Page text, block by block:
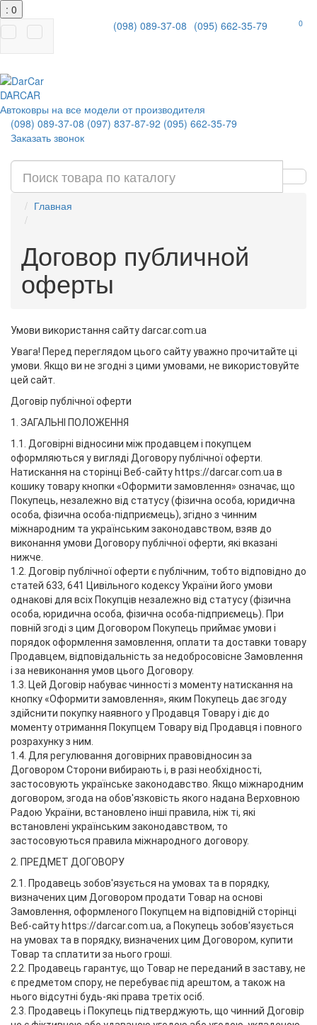
: 0
(098) 089-37-08 (095) 662-35-79 0
DARCAR
Автоковры на все модели от производителя
(098) 089-37-08 (097) 837-87-92 (095) 662-35-79
Заказать звонок
Главная
Договор публичной
оферты
Умови використання сайту darcar.com.ua
Увага! Перед переглядом цього сайту уважно прочитайте ці
умови. Якщо ви не згодні з цими умовами, не використовуйте
цей сайт.
Договір публічної оферти
1. ЗАГАЛЬНІ ПОЛОЖЕННЯ
1.1. Договірні відносини між продавцем і покупцем
оформляються у вигляді Договору публічної оферти.
Натискання на сторінці Веб-сайту https://darcar.com.ua в
кошику товару кнопки «Оформити замовлення» означає, що
Покупець, незалежно від статусу (фізична особа, юридична
особа, фізична особа-підприємець), згідно з чинним
міжнародним та українським законодавством, взяв до
виконання умови Договору публічної оферти, які вказані
нижче.
1.2. Договір публічної оферти є публічним, тобто відповідно до
статей 633, 641 Цивільного кодексу України його умови
однакові для всіх Покупців незалежно від статусу (фізична
особа, юридична особа, фізична особа-підприємець). При
повній згоді з цим Договором Покупець приймає умови і
порядок оформлення замовлення, оплати та доставки товару
Продавцем, відповідальність за недобросовісне Замовлення
і за невиконання умов цього Договору.
1.3. Цей Договір набуває чинності з моменту натискання на
кнопку «Оформити замовлення», яким Покупець дає згоду
здійснити покупку наявного у Продавця Товару і діє до
моменту отримання Покупцем Товару від Продавця і повного
розрахунку з ним.
1.4. Для регулювання договірних правовідносин за
Договором Сторони вибирають і, в разі необхідності,
застосовують українське законодавство. Якщо міжнародним
договором, згода на обов'язковість якого надана Верховною
Радою України, встановлено інші правила, ніж ті, які
встановлені українським законодавством, то
застосовуються правила міжнародного договору.
2. ПРЕДМЕТ ДОГОВОРУ
2.1. Продавець зобов'язується на умовах та в порядку,
визначених цим Договором продати Товар на основі
Замовлення, оформленого Покупцем на відповідній сторінці
Веб-сайту https://darcar.com.ua, а Покупець зобов'язується
на умовах та в порядку, визначених цим Договором, купити
Товар та сплатити за нього гроші.
2.2. Продавець гарантує, що Товар не переданий в заставу, не
є предметом спору, не перебуває під арештом, а також на
нього відсутні будь-які права третіх осіб.
2.3. Продавець і Покупець підтверджують, що чинний Договір